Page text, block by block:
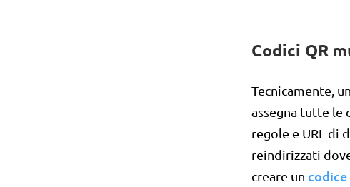
Codici QR
Tecnicamente,
assegna tutte le
regole e URL di
reindirizzati
creare un